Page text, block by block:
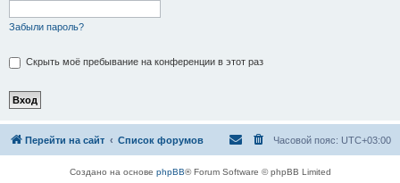
Забыли пароль?
Скрыть моё пребывание на конференции в этот раз
Перейти на сайт Список форумов Часовой пояс: UTC+03:00
Создано на основе phpBB® Forum Software © phpBB Limited